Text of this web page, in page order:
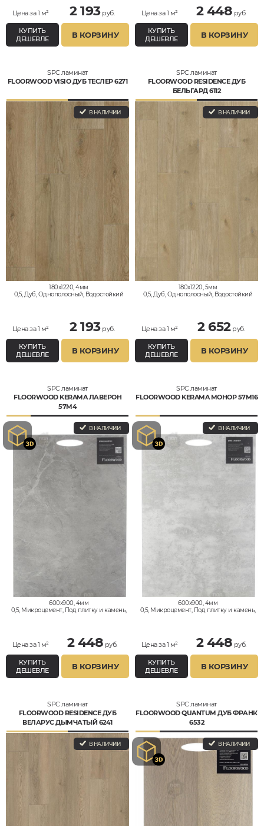
Цена за 1 м² 2 193руб.
КУПИТЬ
ДЕШЕВЛЕ
В КОРЗИНУ
Цена за 1 м² 2 448 руб.
КУПИТЬ
ДЕШЕВЛЕ
В КОРЗИНУ
SPC ламинат
FLOORWOOD VISIO ДУБ ТЕСЛЕР 6271
В НАЛИЧИИ
180x1220, 4мм
0,5, Дуб, Однополосный, Водостойкий
Цена за 1 м² 2 193руб.
КУПИТЬ
ДЕШЕВЛЕ
В КОРЗИНУ
SPC ламинат
FLOORWOOD RESIDENCE ДУБ
БЕЛЬГАРД 6112
В НАЛИЧИИ
180x1220, 5мм
0,5, Дуб, Однополосный, Водостойкий
Цена за 1 м² 2 652руб.
КУПИТЬ
ДЕШЕВЛЕ
В КОРЗИНУ
SPC ламинат
FLOORWOOD KERAMA ЛАВЕРОН
57M4
В НАЛИЧИИ
600x900, 4мм
0,5, Микроцемент, Под плитку и камень,
Цена за 1 м² 2 448 руб.
КУПИТЬ
ДЕШЕВЛЕ
В КОРЗИНУ
SPC ламинат
FLOORWOOD KERAMA МОНОР 57М16
В НАЛИЧИИ
600x900, 4мм
0,5, Микроцемент, Под плитку и камень,
Цена за 1 м² 2 448 руб.
КУПИТЬ
ДЕШЕВЛЕ
В КОРЗИНУ
SPC ламинат
FLOORWOOD RESIDENCE ДУБ
ВЕЛАРУС ДЫМЧАТЫЙ 6241
В НАЛИЧИИ
SPC ламинат
FLOORWOOD QUANTUM ДУБ ФРАНК
6532
В НАЛИЧИИ